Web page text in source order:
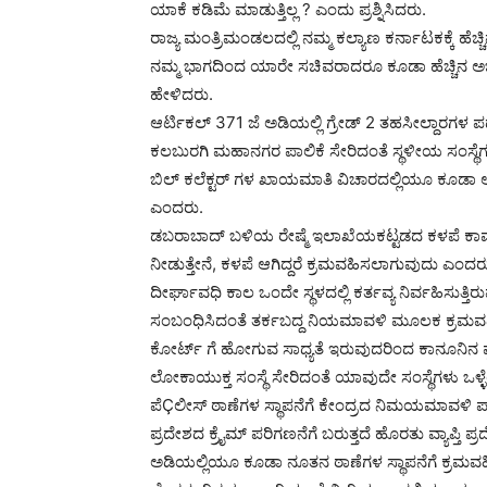
ಯಾಕೆ ಕಡಿಮೆ ಮಾಡುತ್ತಿಲ್ಲ ? ಎಂದು ಪ್ರಶ್ನಿಸಿದರು.
ರಾಜ್ಯ ಮಂತ್ರಿಮಂಡಲದಲ್ಲಿ ನಮ್ಮ ಕಲ್ಯಾಣ ಕರ್ನಾಟಕಕ್ಕೆ
ನಮ್ಮ ಭಾಗದಿಂದ ಯಾರೇ ಸಚಿವರಾದರೂ ಕೂಡಾ ಹೆಚ್ಚಿನ
ಹೇಳಿದರು.
ಆರ್ಟಿಕಲ್ 371 ಜೆ ಅಡಿಯಲ್ಲಿ ಗ್ರೇಡ್ 2 ತಹಸೀಲ್ದಾರಗಳ
ಕಲಬುರಗಿ ಮಹಾನಗರ ಪಾಲಿಕೆ ಸೇರಿದಂತೆ ಸ್ಥಳೀಯ
ಬಿಲ್ ಕಲೆಕ್ಟರ್ ಗಳ ಖಾಯಮಾತಿ ವಿಚಾರದಲ್ಲಿಯೂ ಕೂಡಾ
ಎಂದರು.
ಡಬರಾಬಾದ್ ಬಳಿಯ ರೇಷ್ಮೆ ಇಲಾಖೆಯಕಟ್ಟಡದ ಕಳಪೆ
ನೀಡುತ್ತೇನೆ, ಕಳಪೆ ಆಗಿದ್ದರೆ ಕ್ರಮವಹಿಸಲಾಗುವುದು
ದೀರ್ಘಾವಧಿ ಕಾಲ ಒಂದೇ ಸ್ಥಳದಲ್ಲಿ ಕರ್ತವ್ಯ
ಸಂಬಂಧಿಸಿದಂತೆ ತರ್ಕಬದ್ದ ನಿಯಮಾವಳಿ ಮೂಲಕ
ಕೋರ್ಟ್ ಗೆ ಹೋಗುವ ಸಾಧ್ಯತೆ ಇರುವುದರಿಂದ ಕಾನೂನಿನ
ಲೋಕಾಯುಕ್ತ ಸಂಸ್ಥೆ ಸೇರಿದಂತೆ ಯಾವುದೇ ಸಂಸ್ಥೆಗಳು
ಪೆÇಲೀಸ್ ಠಾಣೆಗಳ ಸ್ಥಾಪನೆಗೆ ಕೇಂದ್ರದ ನಿಮಯಮಾವಳಿ
ಪ್ರದೇಶದ ಕ್ರೈಮ್ ಪರಿಗಣನೆಗೆ ಬರುತ್ತದೆ ಹೊರತು
ಅಡಿಯಲ್ಲಿಯೂ ಕೂಡಾ ನೂತನ ಠಾಣೆಗಳ ಸ್ಥಾಪನೆಗೆ